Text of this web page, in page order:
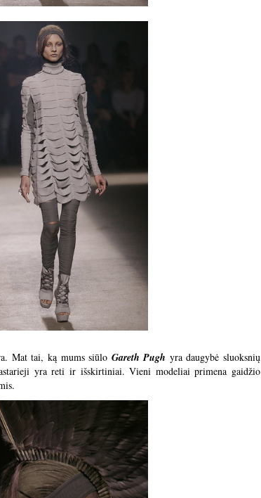
Mat tai, ką mums siūlo Gareth Pugh yra daugybė sluoksnių
yra reti ir išskirtiniai. Vieni modeliai primena gaidžio